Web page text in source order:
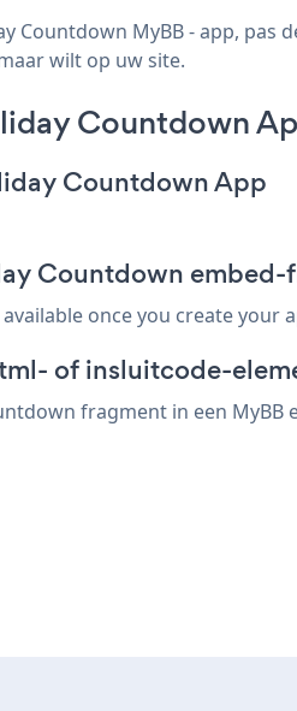
Countdown MyBB - app, pas
wilt op uw site.
Countdown
Countdown App
Countdown
once you create your
of insluitcode-
fragment in een